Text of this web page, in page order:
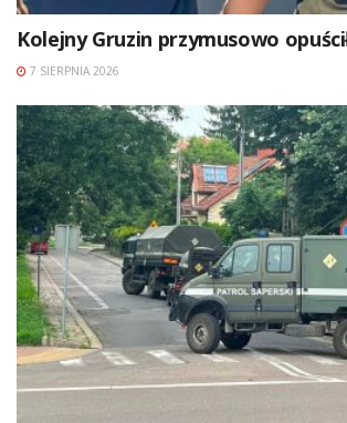
Kolejny Gruzin przymusowo
7 SIERPNIA 2026